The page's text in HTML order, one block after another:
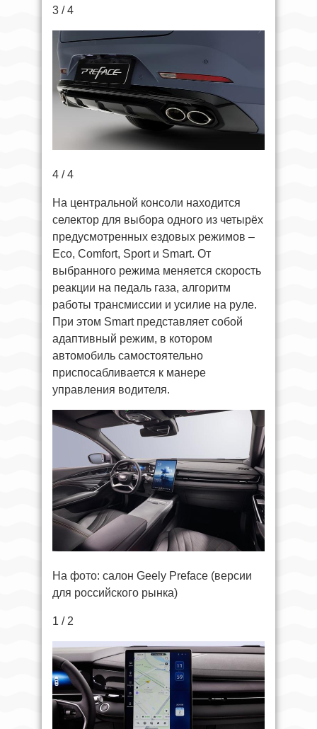
3 / 4
4 / 4
На центральной консоли находится
селектор для выбора одного из четырёх
предусмотренных ездовых режимов –
Eco, Comfort, Sport и Smart. От
выбранного режима меняется скорость
реакции на педаль газа, алгоритм
работы трансмиссии и усилие на руле.
При этом Smart представляет собой
адаптивный режим, в котором
автомобиль самостоятельно
приспосабливается к манере
управления водителя.
На фото: салон Geely Preface (версии
для российского рынка)
1 / 2